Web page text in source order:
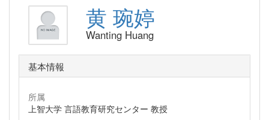
黄 琬婷
Wanting Huang
基本情報
所属
上智大学 言語教育研究センター 教授